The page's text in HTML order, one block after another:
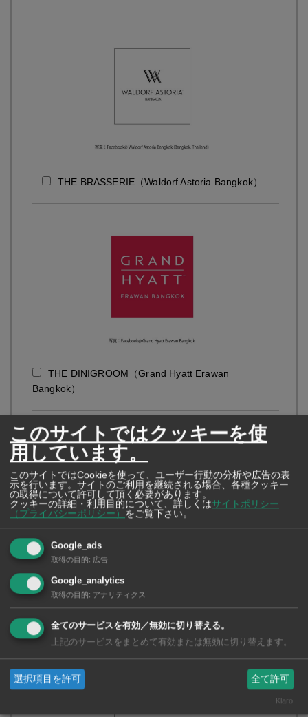
THE BRASSERIE（Waldorf Astoria Bangkok）
THE DINIGROOM（Grand Hyatt Erawan
Bangkok）
THE DISTRICT GRILL ROOM AND BAR
（Marriott Hotel Sukhumvit）
このサイトではクッキーを使
用しています。
このサイトではCookieを使って、ユーザー行動の分析や広告の表
示を行います。サイトのご利用を継続される場合、各種クッキー
の取得について許可して頂く必要があります。
クッキーの詳細・利用目的について、詳しくはサイトポリシー
（プライバシーポリシー）
をご覧下さい。
Google_ads
取得の目的: 広告
Google_analytics
取得の目的: アナリティクス
全てのサービスを有効／無効に切り替える。
上記のサービスをまとめて有効または無効に切り替えます。
選択項目を許可 全て許可
Klaro